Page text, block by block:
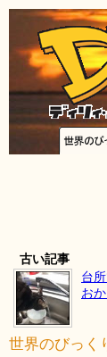
古い記事
台
お
世界のびっく